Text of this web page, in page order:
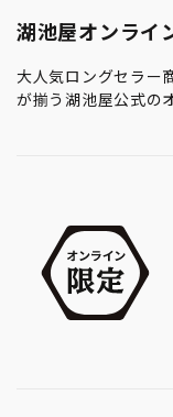
湖池屋オンライ
大人気ロングセラー
が揃う湖池屋公式の